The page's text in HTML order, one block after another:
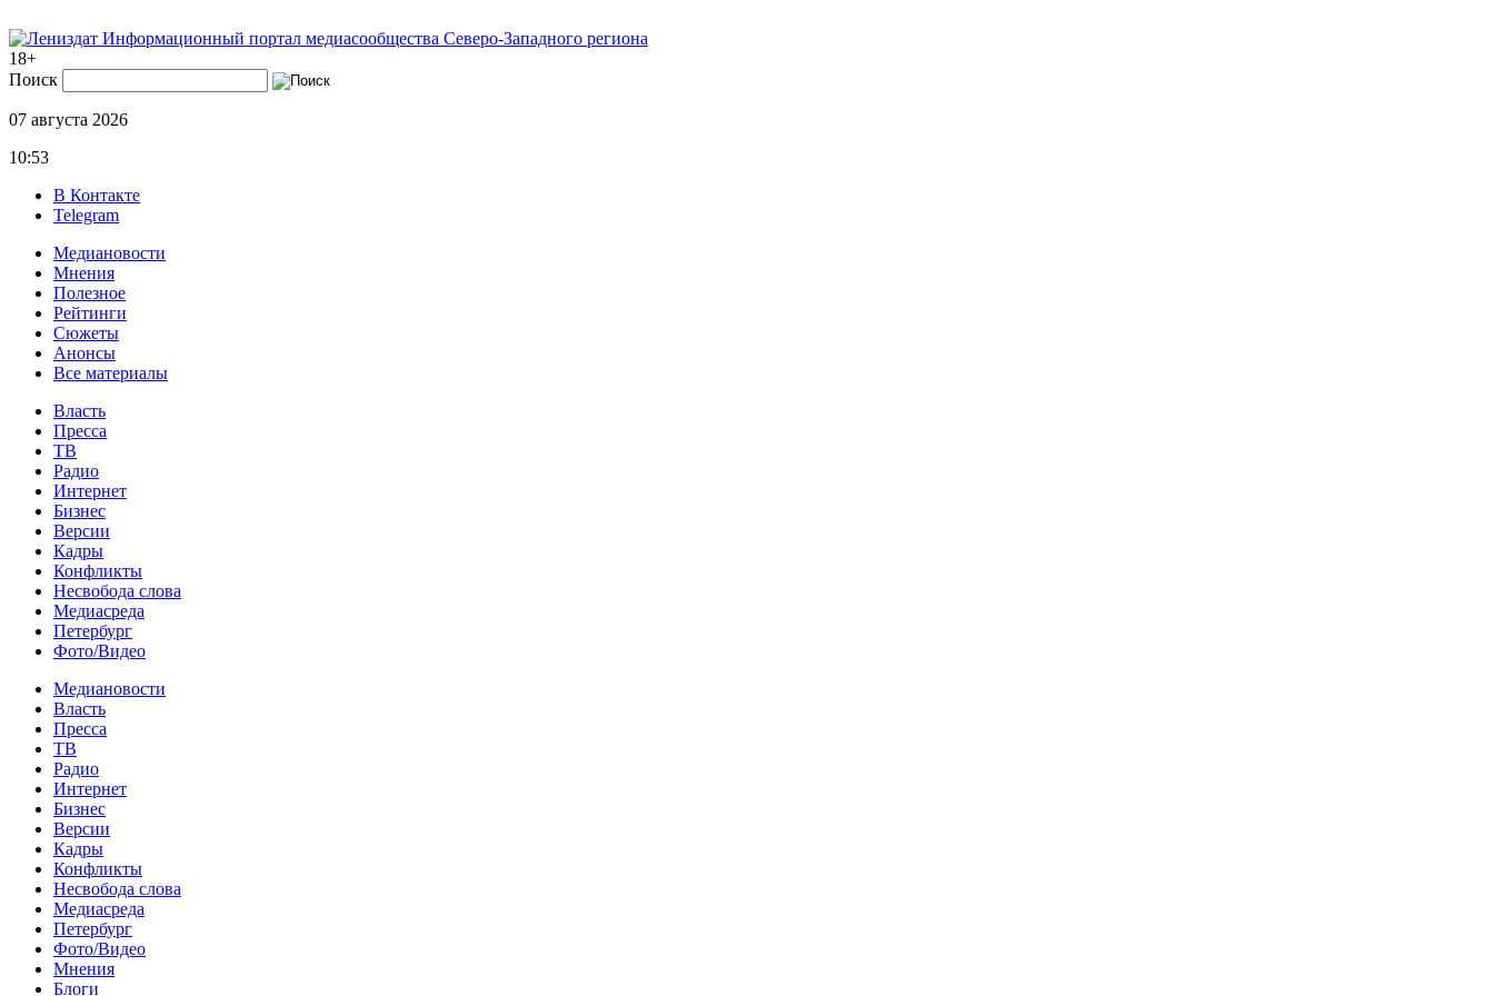
Информационный портал медиасообщества Северо-Западного региона
18+
Поиск
07 августа 2026
10:53
В Контакте
Telegram
Медиановости
Мнения
Полезное
Рейтинги
Сюжеты
Анонсы
Все материалы
Власть
Пресса
ТВ
Радио
Интернет
Бизнес
Версии
Кадры
Конфликты
Несвобода слова
Медиасреда
Петербург
Фото/Видео
Медиановости
Власть
Пресса
ТВ
Радио
Интернет
Бизнес
Версии
Кадры
Конфликты
Несвобода слова
Медиасреда
Петербург
Фото/Видео
Мнения
Блоги